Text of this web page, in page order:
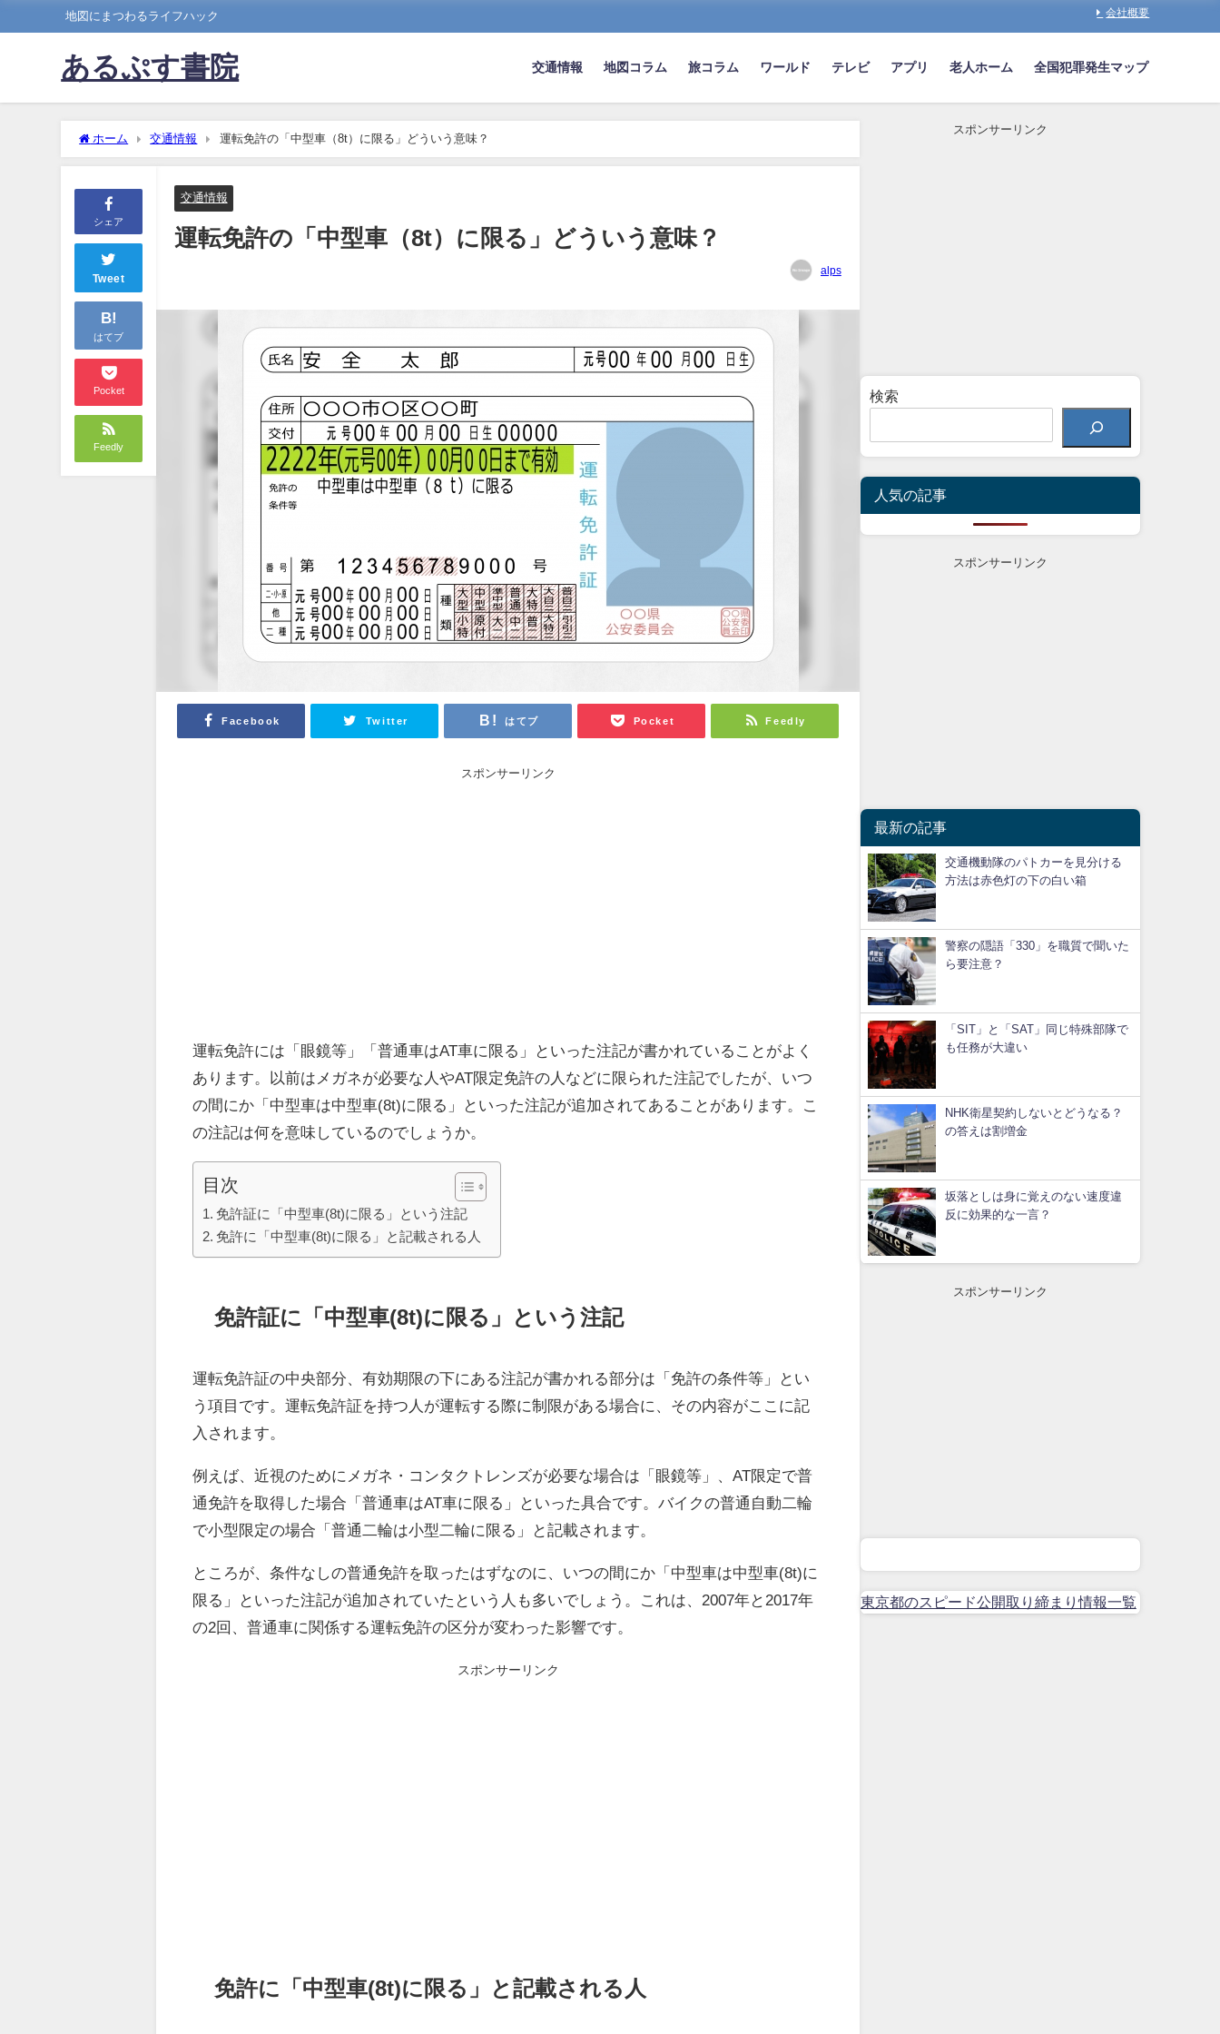
地図にまつわるライフハック 会社概要
あるぷす書院 交通情報 地図コラム 旅コラム ワールド テレビ アプリ 老人ホーム 全国犯罪発生マップ
ホーム 交通情報 運転免許の「中型車（8t）に限る」どういう意味？
シェア
Tweet
B!
はてブ
Pocket
Feedly
交通情報
運転免許の「中型車（8t）に限る」どういう意味？
alps
Facebook Twitter はてブ Pocket Feedly
スポンサーリンク
運転免許には「眼鏡等」「普通車はAT車に限る」といった注記が書かれていることがよく
あります。以前はメガネが必要な人やAT限定免許の人などに限られた注記でしたが、いつ
の間にか「中型車は中型車(8t)に限る」といった注記が追加されてあることがあります。こ
の注記は何を意味しているのでしょうか。
目次
免許証に「中型車(8t)に限る」という注記
免許に「中型車(8t)に限る」と記載される人
免許証に「中型車(8t)に限る」という注記
運転免許証の中央部分、有効期限の下にある注記が書かれる部分は「免許の条件等」とい
う項目です。運転免許証を持つ人が運転する際に制限がある場合に、その内容がここに記
入されます。
例えば、近視のためにメガネ・コンタクトレンズが必要な場合は「眼鏡等」、AT限定で普
通免許を取得した場合「普通車はAT車に限る」といった具合です。バイクの普通自動二輪
で小型限定の場合「普通二輪は小型二輪に限る」と記載されます。
ところが、条件なしの普通免許を取ったはずなのに、いつの間にか「中型車は中型車(8t)に
限る」といった注記が追加されていたという人も多いでしょう。これは、2007年と2017年
の2回、普通車に関係する運転免許の区分が変わった影響です。
スポンサーリンク
免許に「中型車(8t)に限る」と記載される人
スポンサーリンク
検索
人気の記事
スポンサーリンク
最新の記事
交通機動隊のパトカーを見分ける
方法は赤色灯の下の白い箱
警察の隠語「330」を職質で聞いた
ら要注意？
「SIT」と「SAT」同じ特殊部隊で
も任務が大違い
NHK衛星契約しないとどうなる？
の答えは割増金
坂落としは身に覚えのない速度違
反に効果的な一言？
スポンサーリンク
東京都のスピード公開取り締まり情報一覧